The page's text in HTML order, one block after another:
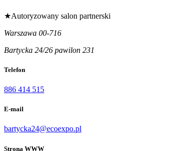
★Autoryzowany salon partnerski
Warszawa 00-716
Bartycka 24/26 pawilon 231
Telefon
886 414 515
E-mail
bartycka24@ecoexpo.pl
Strona WWW